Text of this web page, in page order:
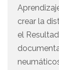
crear la
el